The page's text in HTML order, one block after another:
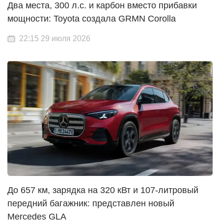
Два места, 300 л.с. и карбон вместо прибавки
мощности: Toyota создала GRMN Corolla
22:15 29 июля 2026
До 657 км, зарядка на 320 кВт и 107-литровый
передний багажник: представлен новый
Mercedes GLA